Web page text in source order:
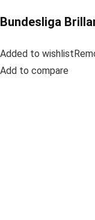
Bundesliga
Added to
Add to compare